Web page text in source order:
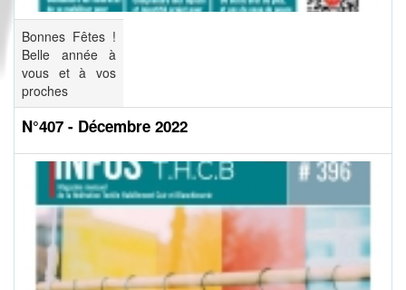
Bonnes Fêtes !
Belle année à
vous et à vos
proches
N°407 - Décembre 2022